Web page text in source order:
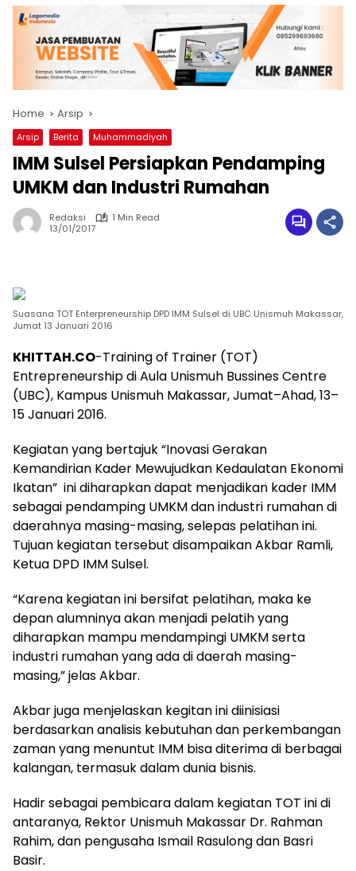
Home Arsip
Arsip Berita Muhammadiyah
IMM Sulsel Persiapkan Pendamping
UMKM dan Industri Rumahan
Redaksi
1 Min Read
13/01/2017
Suasana TOT Enterpreneurship DPD IMM Sulsel di UBC Unismuh Makassar,
Jumat 13 Januari 2016
KHITTAH.CO-Training of Trainer (TOT)
Entrepreneurship di Aula Unismuh Bussines Centre
(UBC), Kampus Unismuh Makassar, Jumat–Ahad, 13–
15 Januari 2016.
Kegiatan yang bertajuk “Inovasi Gerakan
Kemandirian Kader Mewujudkan Kedaulatan Ekonomi
Ikatan” ini diharapkan dapat menjadikan kader IMM
sebagai pendamping UMKM dan industri rumahan di
daerahnya masing-masing, selepas pelatihan ini.
Tujuan kegiatan tersebut disampaikan Akbar Ramli,
Ketua DPD IMM Sulsel.
“Karena kegiatan ini bersifat pelatihan, maka ke
depan alumninya akan menjadi pelatih yang
diharapkan mampu mendampingi UMKM serta
industri rumahan yang ada di daerah masing-
masing,” jelas Akbar.
Akbar juga menjelaskan kegitan ini diinisiasi
berdasarkan analisis kebutuhan dan perkembangan
zaman yang menuntut IMM bisa diterima di berbagai
kalangan, termasuk dalam dunia bisnis.
Hadir sebagai pembicara dalam kegiatan TOT ini di
antaranya, Rektor Unismuh Makassar Dr. Rahman
Rahim, dan pengusaha Ismail Rasulong dan Basri
Basir.